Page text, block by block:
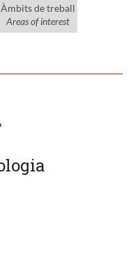
Àmbits de treball
Areas of interest